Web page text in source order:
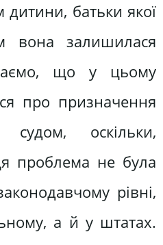
батьки якої
залишилася
що у цьому
про призначення
оскільки,
проблема не була
рівні,
а й у штатах.